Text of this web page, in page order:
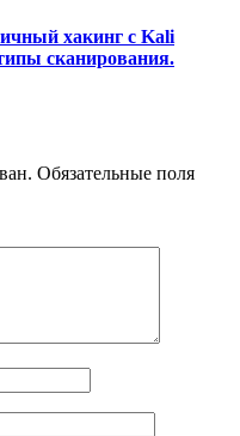
хакинг с Kali
сканирования.
Обязательные поля